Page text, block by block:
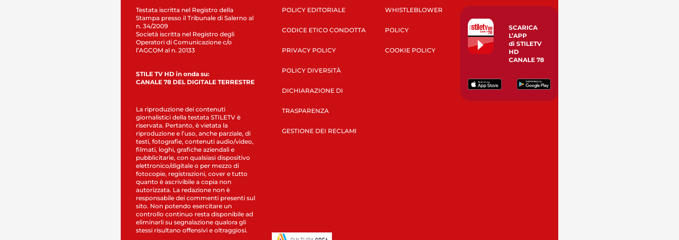
Testata iscritta nel Registro della
Stampa presso il Tribunale di Salerno al
n. 34/2009
Società iscritta nel Registro degli
Operatori di Comunicazione c/o
l’AGCOM al n. 20133
STILE TV HD in onda su:
CANALE 78 DEL DIGITALE TERRESTRE
La riproduzione dei contenuti
giornalistici della testata STILETV è
riservata. Pertanto, è vietata la
riproduzione e l’uso, anche parziale, di
testi, fotografie, contenuti audio/video,
filmati, loghi, grafiche aziendali e
pubblicitarie, con qualsiasi dispositivo
elettronico/digitale o per mezzo di
fotocopie, registrazioni, cover e tutto
quanto è ascrivibile a copia non
autorizzata. La redazione non è
responsabile dei commenti presenti sul
sito. Non potendo esercitare un
controllo continuo resta disponibile ad
eliminarli su segnalazione qualora gli
stessi risultano offensivi e oltraggiosi.
POLICY EDITORIALE
CODICE ETICO CONDOTTA
PRIVACY POLICY
POLICY DIVERSITÀ
DICHIARAZIONE DI
TRASPARENZA
GESTIONE DEI RECLAMI
WHISTLEBLOWER
POLICY
COOKIE POLICY
SCARICA
L’APP
di STILETV
HD
CANALE 78